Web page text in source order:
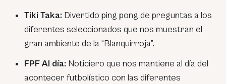
Tiki Taka: Divertido ping pong de preguntas a los
diferentes seleccionados que nos muestran el
gran ambiente de la “Blanquirroja”.
FPF Al día: Noticiero que nos mantiene al día del
acontecer futbolístico con las diferentes